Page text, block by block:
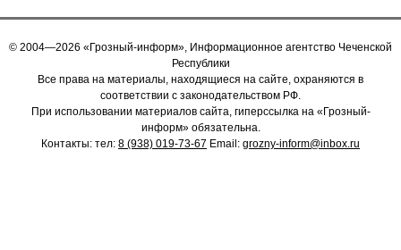
© 2004—2026 «Грозный-информ», Информационное агентство Чеченской
Республики
Все права на материалы, находящиеся на сайте, охраняются в
соответствии с законодательством РФ.
При использовании материалов сайта, гиперссылка на «Грозный-
информ» обязательна.
Контакты: тел: 8 (938) 019-73-67 Email: grozny-inform@inbox.ru